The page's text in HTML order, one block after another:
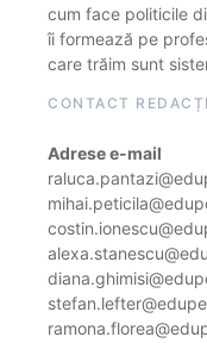
cum face politicile
îi formează pe
care trăim sunt
CONTACT
Adrese e-mail